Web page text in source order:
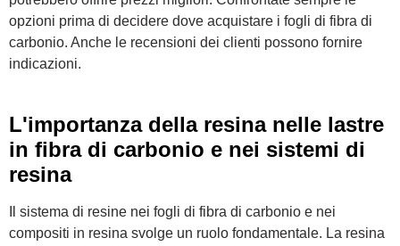
opzioni prima di decidere dove acquistare i fogli di fibra di
carbonio. Anche le recensioni dei clienti possono fornire
indicazioni.
L'importanza della resina nelle lastre
in fibra di carbonio e nei sistemi di
resina
Il sistema di resine nei fogli di fibra di carbonio e nei
compositi in resina svolge un ruolo fondamentale. La resina